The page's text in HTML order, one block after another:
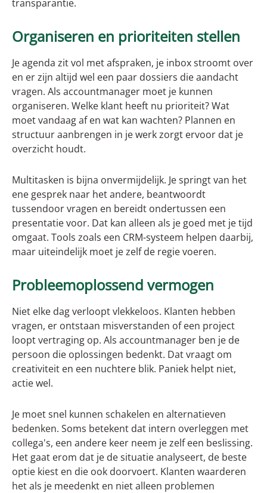
transparantie.
Organiseren en prioriteiten stellen
Je agenda zit vol met afspraken, je inbox stroomt over
en er zijn altijd wel een paar dossiers die aandacht
vragen. Als accountmanager moet je kunnen
organiseren. Welke klant heeft nu prioriteit? Wat
moet vandaag af en wat kan wachten? Plannen en
structuur aanbrengen in je werk zorgt ervoor dat je
overzicht houdt.
Multitasken is bijna onvermijdelijk. Je springt van het
ene gesprek naar het andere, beantwoordt
tussendoor vragen en bereidt ondertussen een
presentatie voor. Dat kan alleen als je goed met je tijd
omgaat. Tools zoals een CRM-systeem helpen daarbij,
maar uiteindelijk moet je zelf de regie voeren.
Probleemoplossend vermogen
Niet elke dag verloopt vlekkeloos. Klanten hebben
vragen, er ontstaan misverstanden of een project
loopt vertraging op. Als accountmanager ben je de
persoon die oplossingen bedenkt. Dat vraagt om
creativiteit en een nuchtere blik. Paniek helpt niet,
actie wel.
Je moet snel kunnen schakelen en alternatieven
bedenken. Soms betekent dat intern overleggen met
collega's, een andere keer neem je zelf een beslissing.
Het gaat erom dat je de situatie analyseert, de beste
optie kiest en die ook doorvoert. Klanten waarderen
het als je meedenkt en niet alleen problemen